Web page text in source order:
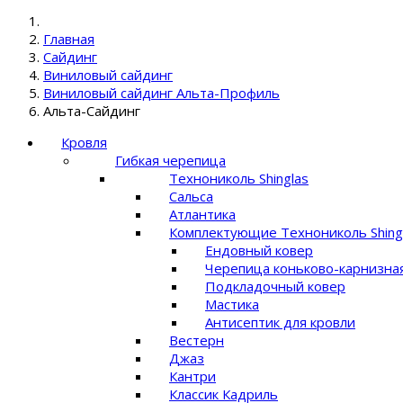
Главная
Сайдинг
Виниловый сайдинг
Виниловый сайдинг Альта-Профиль
Альта-Сайдинг
Кровля
Гибкая черепица
Технониколь Shinglas
Сальса
Атлантика
Комплектующие Технониколь
Ендовный ковер
Черепица коньково-
Подкладочный ковер
Мастика
Антисептик для кровли
Вестерн
Джаз
Кантри
Классик Кадриль